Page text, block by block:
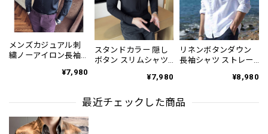
メンズカジュアル刺
繍ノーアイロン長袖
ツ 3color KA0161¥7,980
スタンドカラー 隠し
ボタン スリムシャツ
¥7,980
リネンボタンダウン
長袖シャツ ストレー
¥8,980
最近チェックした商品